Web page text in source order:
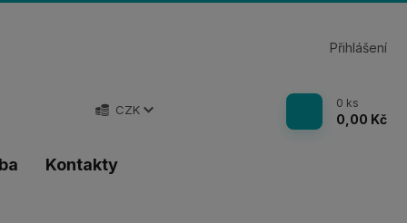
Kontakty
CZK
Přihlášení
0 ks
0,00 Kč